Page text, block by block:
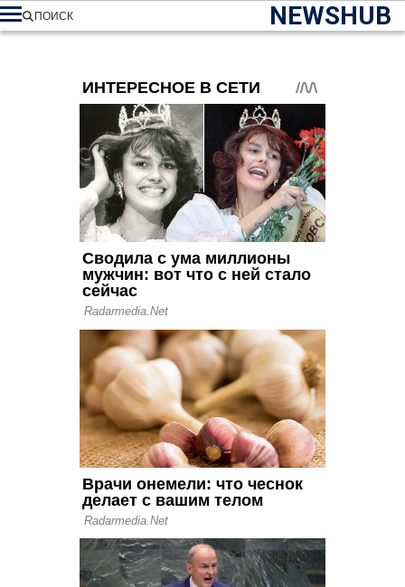
NEWSHUB
ПОИСК